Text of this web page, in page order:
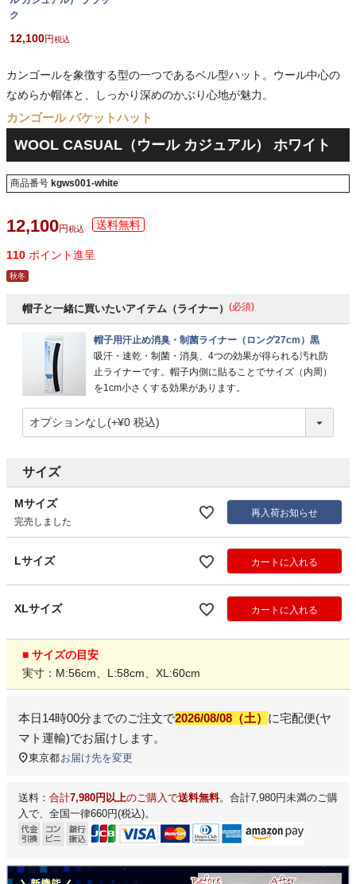
ク
12,100 税込
カンゴールを象徴する型の一つであるベル型ハット。ウール中心の
なめらか帽体と、しっかり深めのかぶり心地が魅力。
カンゴール バケットハット
WOOL CASUAL（ウール カジュアル） ホワイト
商品番号 kgws001-white
12,100 税込
110 ポイント進呈
秋冬
帽子と一緒に買いたいアイテム（ライナー） (必須)
帽子用汗止め消臭・制菌ライナー（ロング27cm）黒
吸汗・速乾・制菌・消臭、4つの効果が得られる汚れ防
止ライナーです。帽子内側に貼ることでサイズ（内周）
を1cm小さくする効果があります。
サイズ
Mサイズ
完売しました
再入荷お知らせ
Lサイズ カートに入れる
XLサイズ カートに入れる
■ サイズの目安
実寸：M:56cm、L:58cm、XL:60cm
本日14時00分 までのご注文で2026/08/08（土） に宅配便(ヤ
マト運輸)でお届けします。
東京都お届け先を変更
送料： 合計7,980円以上のご購入で送料無料。合計7,980円未満のご購
入で、全国一律660円(税込)。